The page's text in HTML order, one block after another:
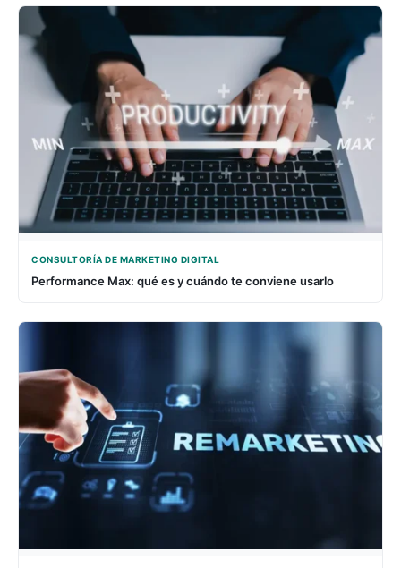
CONSULTORÍA DE MARKETING DIGITAL
Performance Max: qué es y cuándo te conviene usarlo